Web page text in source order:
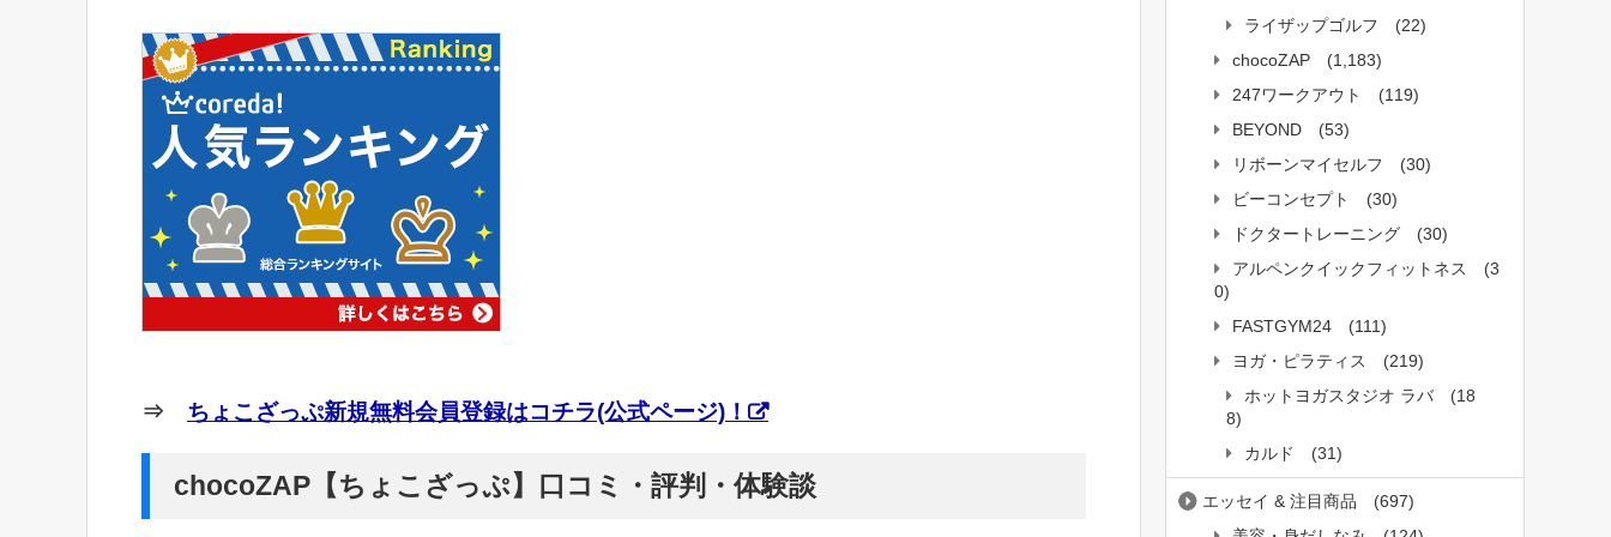
⇒ ちょこざっぷ新規無料会員登録はコチラ(公式ページ)！
chocoZAP【ちょこざっぷ】口コミ・評判・体験談
ライザップゴルフ
(22)
chocoZAP
(1,183)
247ワークアウト
(119)
BEYOND
(53)
リボーンマイセルフ
(30)
ビーコンセプト
(30)
ドクタートレーニング
(30)
アルペンクイックフィットネス
(3
0)
FASTGYM24
(111)
ヨガ・ピラティス
(219)
ホットヨガスタジオ ラバ
(18
8)
カルド
(31)
エッセイ & 注目商品
(697)